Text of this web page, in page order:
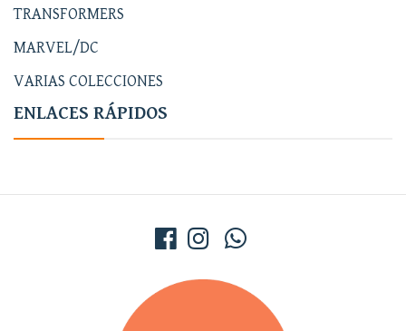
TRANSFORMERS
MARVEL/DC
VARIAS COLECCIONES
ENLACES RÁPIDOS